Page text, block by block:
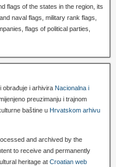
flags of the states in the region, its
naval flags, military rank flags,
flags of political parties,
obrađuje i arhivira Nacionalna i
preuzimanju i trajnom
baštine u Hrvatskom arhivu
and archived by the
to receive and permanently
heritage at Croatian web